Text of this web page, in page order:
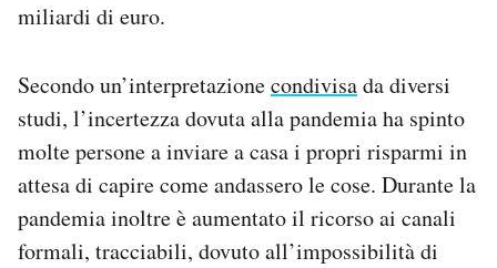
miliardi di euro.
Secondo un’interpretazionecondivisada diversi
studi, l’incertezza dovuta alla pandemia ha spinto
molte persone a inviare a casa i propri risparmi in
attesa di capire come andassero le cose. Durante la
pandemia inoltre è aumentato il ricorso ai canali
formali, tracciabili, dovuto all’impossibilità di